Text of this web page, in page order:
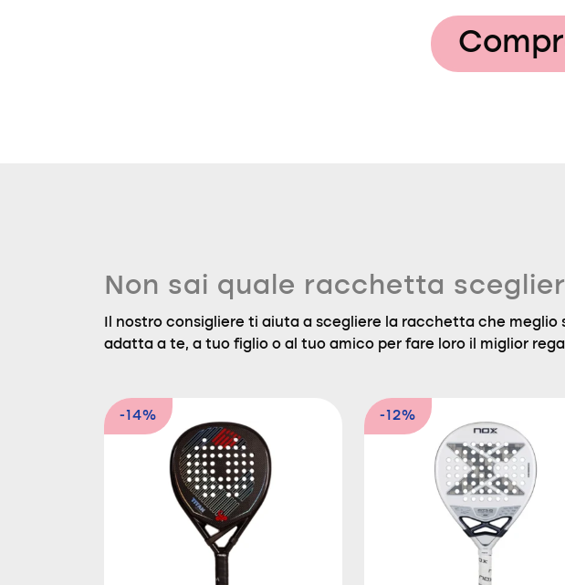
Non sai quale racchetta
Il nostro consigliere ti aiuta a scegliere la racchetta che meglio
adatta a te, a tuo figlio o al tuo amico per fare loro il miglior
-14% -12%